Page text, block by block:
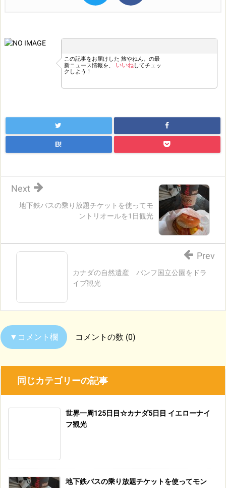
この記事をお届けした 旅やねん。の最
新ニュース情報を、
いいねしてチェッ
クしよう！
B!
地下鉄バスの乘り放題チケットを使ってモ
ントリオールを1日観光
Next
カナダの自然遺産 バンフ国立公園をドラ
イブ観光
Prev
コメントの数 (0)
同じカテゴリーの記事
世界一周125日目☆カナダ5日目 イエローナイ
フ観光
地下鉄バスの乘り放題チケットを使ってモン